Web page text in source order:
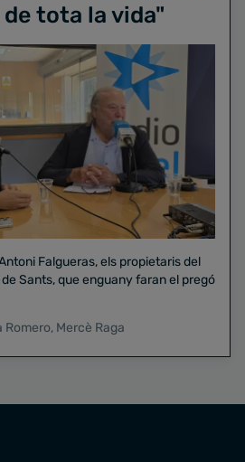
tota la vida"
Falgueras, els propietaris del
Romero, Mercè Raga